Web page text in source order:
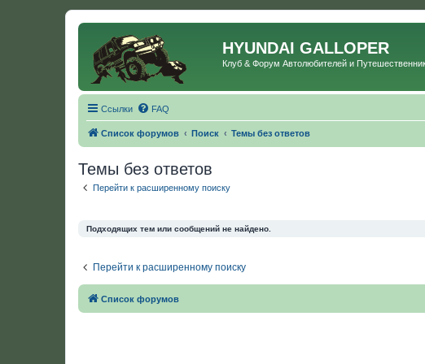
HYUNDAI GALLOPER
Клуб & Форум Автолюбителей и
Ссылки FAQ
Список форумов Поиск Темы без ответов
Темы без ответов
Перейти к расширенному поиску
Подходящих тем или сообщений не найдено.
Перейти к расширенному поиску
Список форумов